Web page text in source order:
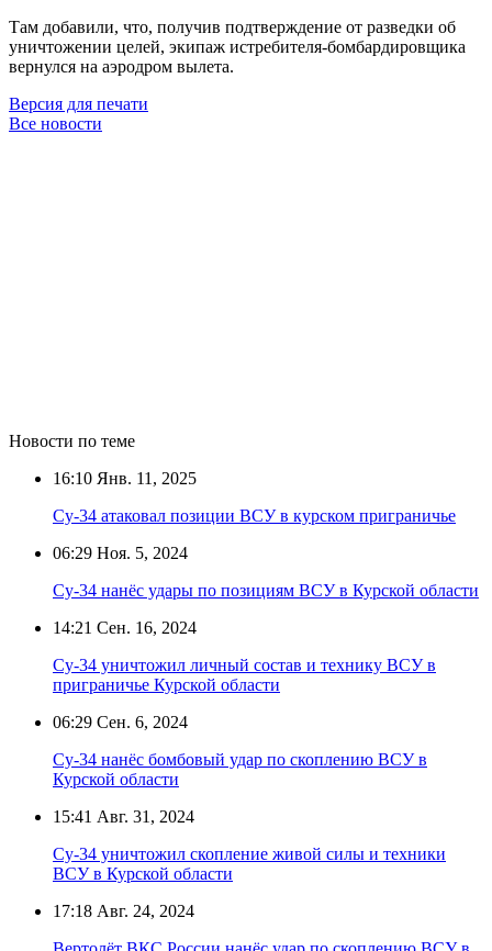
Там добавили, что, получив подтверждение от разведки об
уничтожении целей, экипаж истребителя-бомбардировщика
вернулся на аэродром вылета.
Версия для печати
Все новости
Новости по теме
16:10 Янв. 11, 2025
Су-34 атаковал позиции ВСУ в курском приграничье
06:29 Ноя. 5, 2024
Су-34 нанёс удары по позициям ВСУ в Курской области
14:21 Сен. 16, 2024
Су-34 уничтожил личный состав и технику ВСУ в
приграничье Курской области
06:29 Сен. 6, 2024
Су-34 нанёс бомбовый удар по скоплению ВСУ в
Курской области
15:41 Авг. 31, 2024
Су-34 уничтожил скопление живой силы и техники
ВСУ в Курской области
17:18 Авг. 24, 2024